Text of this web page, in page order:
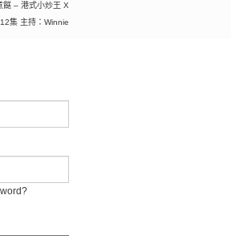
餸 – 港式小炒王 X
集 主持：Winnie